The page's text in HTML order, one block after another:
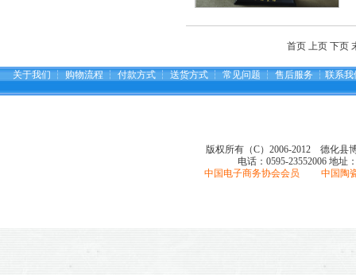
首页 上页 下页
关于我们 ┆ 购物流程 ┆ 付款方式 ┆ 送货方式 ┆ 常见问题 ┆ 售后服务 ┆ 联系我
版权所有（C）2006-2012 德化县
电话：0595-23552006 地址
中国电子商务协会会员 中国陶